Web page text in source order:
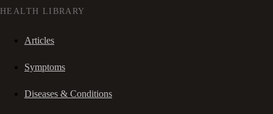
HEALTH LIBRARY
Articles
Symptoms
Diseases & Conditions